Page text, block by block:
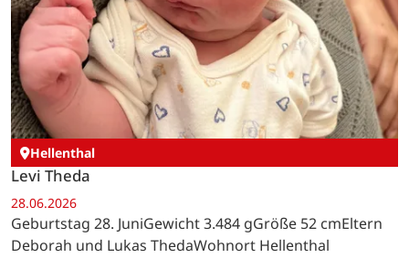
Hellenthal
Levi Theda
28.06.2026
Geburtstag 28. JuniGewicht 3.484 gGröße 52 cmEltern
Deborah und Lukas ThedaWohnort Hellenthal